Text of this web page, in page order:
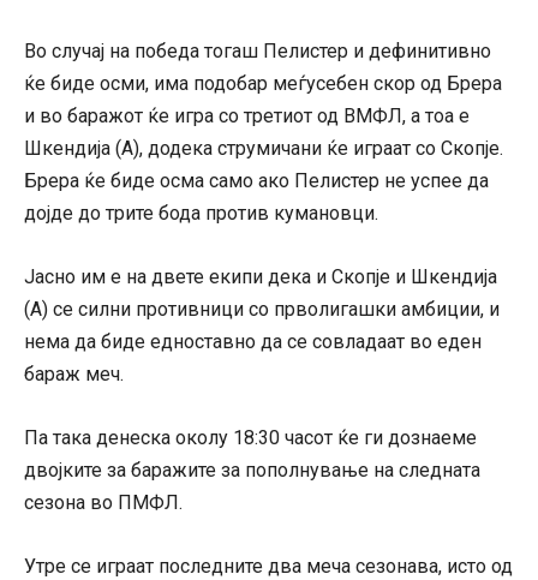
Во случај на победа тогаш Пелистер и дефинитивно
ќе биде осми, има подобар меѓусебен скор од Брера
и во баражот ќе игра со третиот од ВМФЛ, а тоа е
Шкендија (А), додека струмичани ќе играат со Скопје.
Брера ќе биде осма само ако Пелистер не успее да
дојде до трите бода против кумановци.
Јасно им е на двете екипи дека и Скопје и Шкендија
(А) се силни противници со прволигашки амбиции, и
нема да биде едноставно да се совладаат во еден
бараж меч.
Па така денеска околу 18:30 часот ќе ги дознаеме
двојките за баражите за пополнување на следната
сезона во ПМФЛ.
Утре се играат последните два меча сезонава, исто од